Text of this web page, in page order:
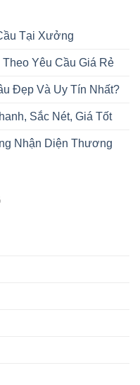
Tại Xưởng
Yêu Cầu Giá Rẻ
Đẹp Và Uy Tín Nhất?
Sắc Nét, Giá Tốt
Nhận Diện Thương